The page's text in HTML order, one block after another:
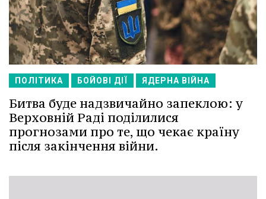
ПОЛІТИКА БОЙОВІ ДІЇ ЯДЕРНА ВІЙНА
Битва буде надзвичайно запеклою: у
Верховній Раді поділилися
прогнозами про те, що чекає країну
після закінчення війни.